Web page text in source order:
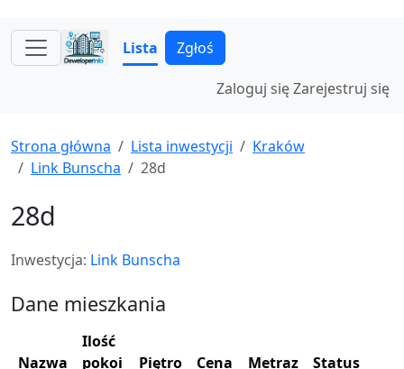
Lista Zgłoś
Zaloguj sięZarejestruj się
Strona główna Lista inwestycji
Kraków
Link Bunscha
28d
28d
Inwestycja: Link Bunscha
Dane mieszkania
Nazwa
Ilość
pokoi
Piętro Cena Metraz
Status